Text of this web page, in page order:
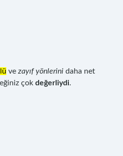
ve zayıf yönlerini daha net
çok değerliydi.